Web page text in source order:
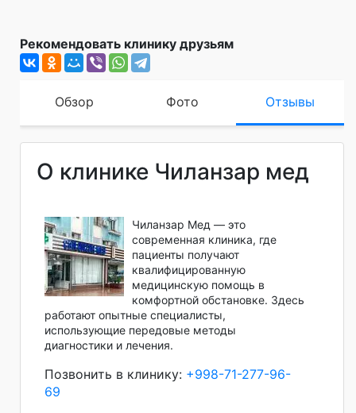
Рекомендовать клинику друзьям
Обзор Фото Отзывы
О клинике Чиланзар мед
Чиланзар Мед — это
современная клиника, где
пациенты получают
квалифицированную
медицинскую помощь в
комфортной обстановке. Здесь
работают опытные специалисты,
использующие передовые методы
диагностики и лечения.
Позвонить в клинику: +998-71-277-96-
69